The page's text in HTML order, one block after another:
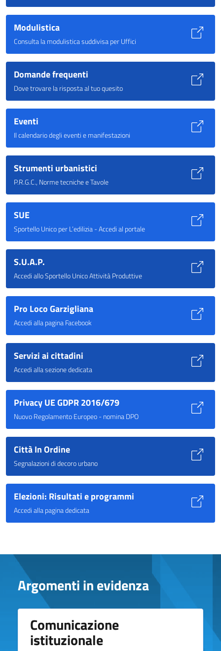
Modulistica
Consulta la modulistica suddivisa per Uffici
Domande frequenti
Dove trovare la risposta al tuo quesito
Eventi
Il calendario degli eventi e manifestazioni
Strumenti urbanistici
P.R.G.C., Norme tecniche e Tavole
SUE
Sportello Unico per L’edilizia - Accedi al portale
S.U.A.P.
Accedi allo Sportello Unico Attività Produttive
Pro Loco Garzigliana
Accedi alla pagina Facebook
Servizi ai cittadini
Accedi alla sezione dedicata
Privacy UE GDPR 2016/679
Nuovo Regolamento Europeo - nomina DPO
Città In Ordine
Segnalazioni di decoro urbano
Elezioni: Risultati e programmi
Accedi alla pagina dedicata
Argomenti in evidenza
Comunicazione
istituzionale